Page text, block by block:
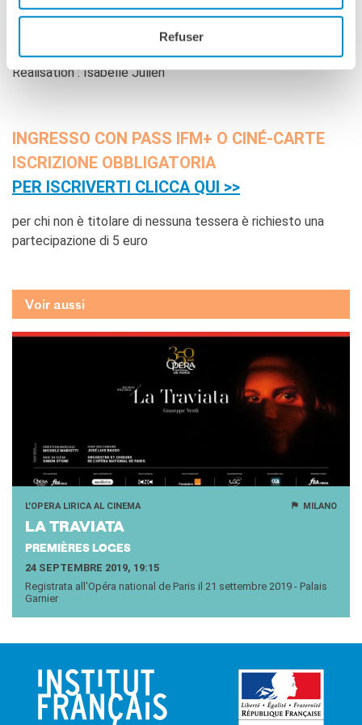
Refuser
Orchestre Pasdeloup
Réalisation : Isabelle Julien
INGRESSO CON PASS IFM+ O CINÉ-CARTE
ISCRIZIONE OBBLIGATORIA
PER ISCRIVERTI CLICCA QUI >>
per chi non è titolare di nessuna tessera è richiesto una
partecipazione di 5 euro
Voir aussi
L'OPERA LIRICA AL CINEMA MILANO
LA TRA­VIA­TA
PREMIÈRES LOGES
24 SEPTEMBRE 2019, 19:15
Registrata all'Opéra national de Paris il 21 settembre 2019 - Palais
Garnier